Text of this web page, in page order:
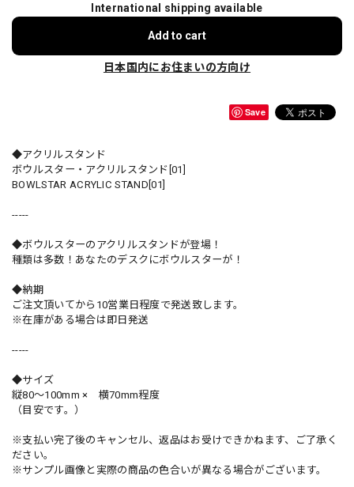
International shipping available
Add to cart
日本国内にお住まいの方向け
Save
◆アクリルスタンド
ボウルスター・アクリルスタンド[01]
BOWLSTAR ACRYLIC STAND[01]
-----
◆ボウルスターのアクリルスタンドが登場！
種類は多数！あなたのデスクにボウルスターが！
◆納期
ご注文頂いてから10営業日程度で発送致します。
※在庫がある場合は即日発送
-----
◆サイズ
縦80～100mm × 横70mm程度
（目安です。）
※支払い完了後のキャンセル、返品はお受けできかねます、ご了承く
ださい。
※サンプル画像と実際の商品の色合いが異なる場合がございます。